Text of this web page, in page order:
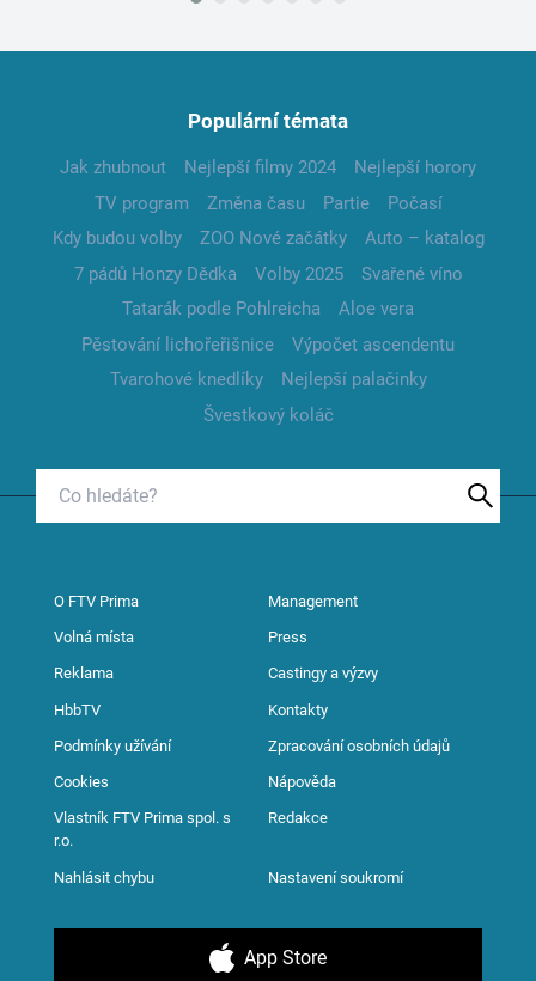
Populární témata
Jak zhubnout Nejlepší filmy 2024
Nejlepší horory
TV program
Změna času Partie
Počasí
Kdy budou volby
ZOO Nové začátky
Auto – katalog
7 pádů Honzy Dědka
Volby 2025
Svařené víno
Tatarák podle Pohlreicha
Aloe vera
Pěstování lichořeřišnice
Výpočet ascendentu
Tvarohové knedlíky
Nejlepší palačinky
Švestkový koláč
O FTV Prima Management
Volná místa Press
Reklama Castingy a výzvy
HbbTV Kontakty
Podmínky užívání Zpracování osobních údajů
Cookies Nápověda
Vlastník FTV Prima spol. s
r.o.
Redakce
Nahlásit chybu Nastavení soukromí
App Store